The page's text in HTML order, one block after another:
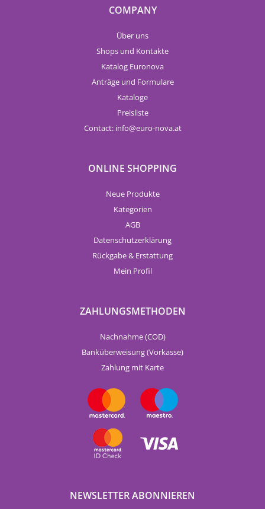
COMPANY
Über uns
Shops und Kontakte
Katalog Euronova
Anträge und Formulare
Kataloge
Preisliste
Contact: info euro-nova.at
ONLINE SHOPPING
Neue Produkte
Kategorien
AGB
Datenschutzerklärung
Rückgabe & Erstattung
Mein Profil
ZAHLUNGSMETHODEN
Nachnahme (COD)
Banküberweisung (Vorkasse)
Zahlung mit Karte
NEWSLETTER ABONNIEREN